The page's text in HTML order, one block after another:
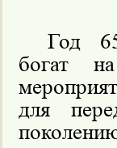
Год
богат
для